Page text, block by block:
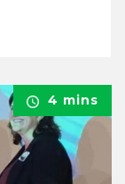
4 mins